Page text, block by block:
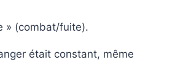
» (combat/fuite).
était constant, même